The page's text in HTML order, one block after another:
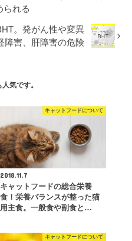
られる
。発がん性や変異
障害、肝障害の危険
気です。
キャットフードについて
2018.11.7
キャットフードの総合栄養
食！栄養バランスが整った猫
用主食。一般食や副食と…
キャットフードについて